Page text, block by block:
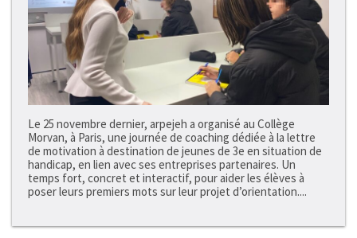
Le 25 novembre dernier, arpejeh a organisé au Collège
Morvan, à Paris, une journée de coaching dédiée à la lettre
de motivation à destination de jeunes de 3e en situation de
handicap, en lien avec ses entreprises partenaires. Un
temps fort, concret et interactif, pour aider les élèves à
poser leurs premiers mots sur leur projet d’orientation....